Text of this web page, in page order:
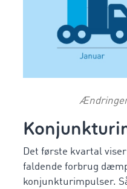
Ændringer
Det første kvartal
faldende forbrug
konjunkturimpulser.